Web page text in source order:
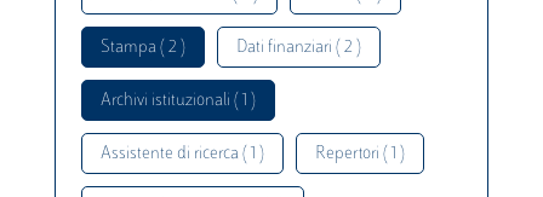
Stampa ( 2 ) Dati finanziari ( 2 )
Archivi istituzionali ( 1 )
Assistente di ricerca ( 1 ) Repertori ( 1 )